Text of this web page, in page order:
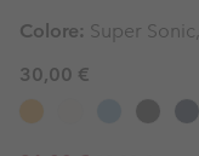
Colore: Super
30,00 €